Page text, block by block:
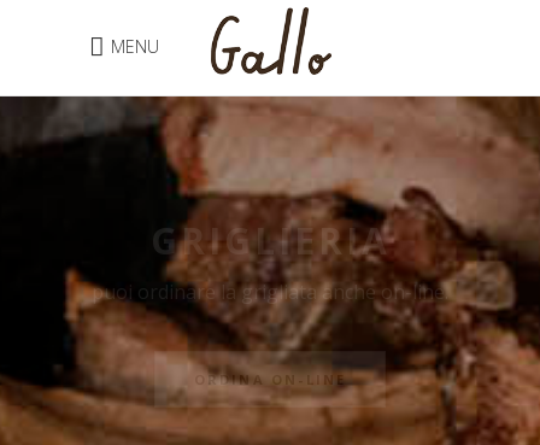
MENU
GRIGLIERIA
puoi ordinare la grigliata anche on-line.
ORDINA ON-LINE